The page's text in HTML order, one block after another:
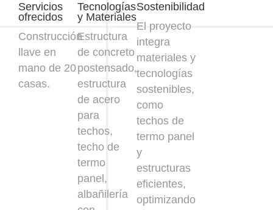
Servicios
ofrecidos
Construcción
llave en
mano de 20
casas.
Tecnologías
y Materiales
Estructura
de concreto
postensado,
estructura
de acero
para
techos,
techo de
termo
panel,
albañilería
Sostenibilidad
El proyecto
integra
materiales y
tecnologías
sostenibles,
como
techos de
termo panel
y
estructuras
eficientes,
optimizando